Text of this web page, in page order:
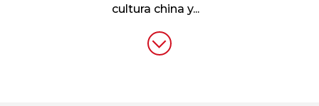
cultura china y...